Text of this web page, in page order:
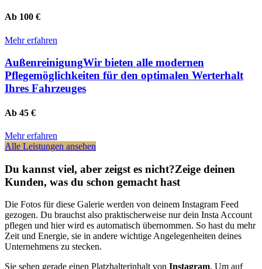
Ab 100 €
Mehr erfahren
AußenreinigungWir bieten alle modernen
Pflegemöglichkeiten für den optimalen Werterhalt
Ihres Fahrzeuges
Ab 45 €
Mehr erfahren
Alle Leistungen ansehen
Du kannst viel, aber zeigst es nicht?Zeige deinen
Kunden, was du schon gemacht hast
Die Fotos für diese Galerie werden von deinem Instagram Feed
gezogen. Du brauchst also praktischerweise nur dein Insta Account
pflegen und hier wird es automatisch übernommen. So hast du mehr
Zeit und Energie, sie in andere wichtige Angelegenheiten deines
Unternehmens zu stecken.
Sie sehen gerade einen Platzhalterinhalt von Instagram. Um auf